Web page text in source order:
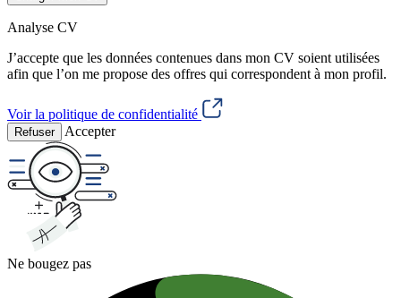
Analyse CV
J’accepte que les données contenues dans mon CV soient utilisées
afin que l’on me propose des offres qui correspondent à mon profil.
Voir la politique de confidentialité
Refuser Accepter
Ne bougez pas